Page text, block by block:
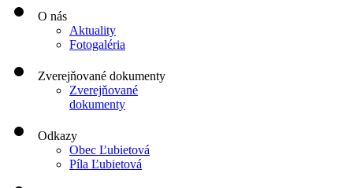
O nás
Aktuality
Fotogaléria
Zverejňované dokumenty
Zverejňované
dokumenty
Odkazy
Obec Ľubietová
Píla Ľubietová